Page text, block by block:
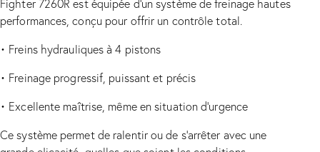
Fighter 7260R est équipée d’un système de freinage hautes
performances, conçu pour offrir un contrôle total.
• Freins hydrauliques à 4 pistons
• Freinage progressif, puissant et précis
• Excellente maîtrise, même en situation d’urgence
Ce système permet de ralentir ou de s’arrêter avec une